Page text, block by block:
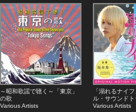
～昭和歌謡で聴く～「東京」
の歌
Various Artists
「溺れるナイ
ル・サウンドト
Various Artists